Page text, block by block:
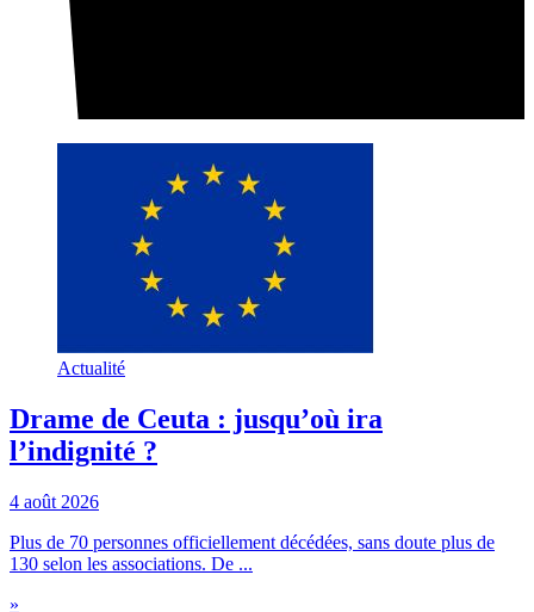
Actualité
Drame de Ceuta : jusqu’où ira
l’indignité ?
4 août 2026
Plus de 70 personnes officiellement décédées, sans doute plus de
130 selon les associations. De ...
»